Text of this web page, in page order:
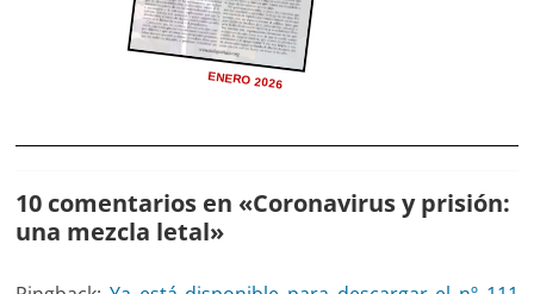
ENERO 2026
10 comentarios en «Coronavirus y prisión:
una mezcla letal»